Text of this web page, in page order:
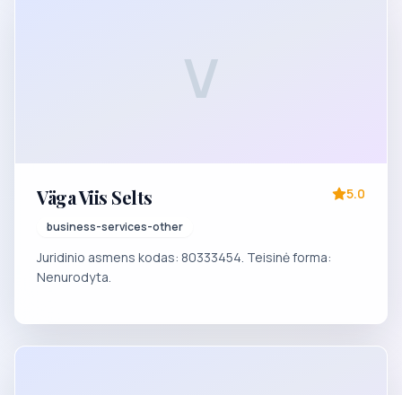
V
Väga Viis Selts
business-services-other
5.0
Juridinio asmens kodas: 80333454. Teisinė forma:
Nenurodyta.